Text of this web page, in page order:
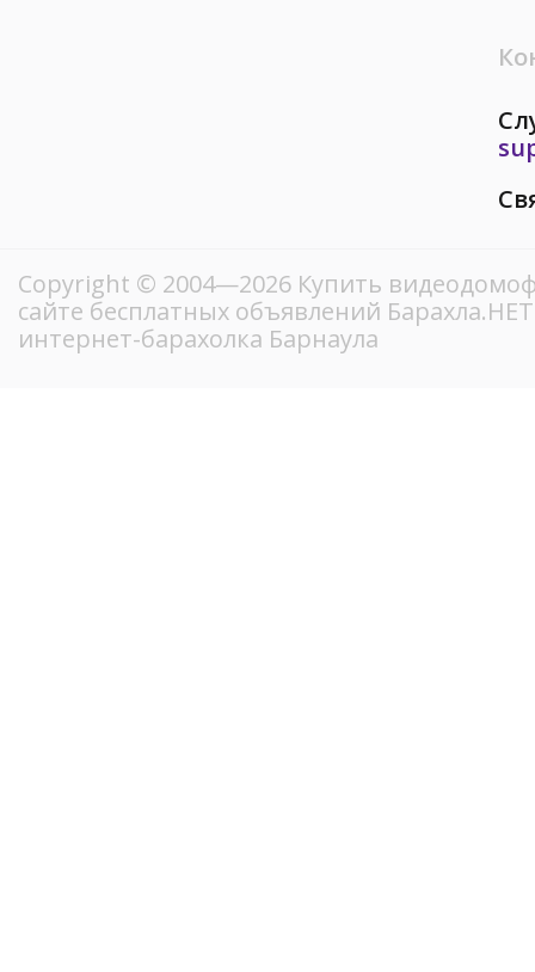
Copyright © 2004—2026 Купить
сайте бесплатных объявлений
интернет-барахолка Барнаула